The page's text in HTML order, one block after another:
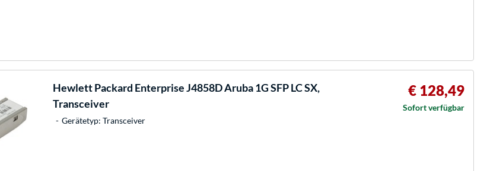
Hewlett Packard EnterpriseJ4858D Aruba 1G SFP LC SX,
Transceiver
Gerätetyp: Transceiver
€ 128,49
Sofort verfügbar